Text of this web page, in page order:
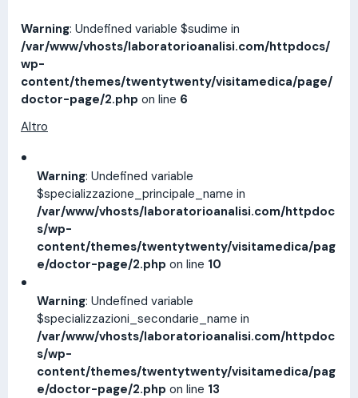
Warning: Undefined variable $sudime in
/var/www/vhosts/laboratorioanalisi.com/httpdocs/
wp-
content/themes/twentytwenty/visitamedica/page/
doctor-page/2.php on line 6
Altro
Warning: Undefined variable
$specializzazione_principale_name in
/var/www/vhosts/laboratorioanalisi.com/httpdoc
s/wp-
content/themes/twentytwenty/visitamedica/pag
e/doctor-page/2.php on line 10
Warning: Undefined variable
$specializzazioni_secondarie_name in
/var/www/vhosts/laboratorioanalisi.com/httpdoc
s/wp-
content/themes/twentytwenty/visitamedica/pag
e/doctor-page/2.php on line 13